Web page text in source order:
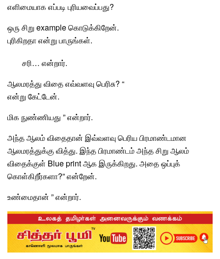
எளிமையாக எப்படி புரியவைப்பது?
ஒரு சிறு example கொடுக்கிறேன்.
புரிகிறதா என்று பாருங்கள்.
சரி… என்றார்.
ஆலமரத்து விதைஎவ்வளவு பெரிசு? “
என்று கேட்டேன்.
மிக நுண்ணியது ” என்றார்.
அந்த ஆலம் விதைதான் இவ்வளவு பெரிய பிரமாண்டமான
ஆலமரத்துக்குவித்து. இந்த பிரமாண்டம் அந்த சிறு ஆலம்
விதைக்குள் Blue print ஆக இருக்கிறது. அதை ஒப்புக்
கொள்கிறீர்களா?” என்றேன்.
உண்மைதான் ” என்றார்.